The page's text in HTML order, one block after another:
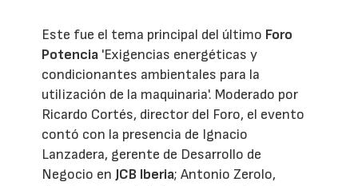
Este fue el tema principal del último Foro
Potencia 'Exigencias energéticas y
condicionantes ambientales para la
utilización de la maquinaria'. Moderado por
Ricardo Cortés, director del Foro, el evento
contó con la presencia de Ignacio
Lanzadera, gerente de Desarrollo de
Negocio en JCB Iberia; Antonio Zerolo,